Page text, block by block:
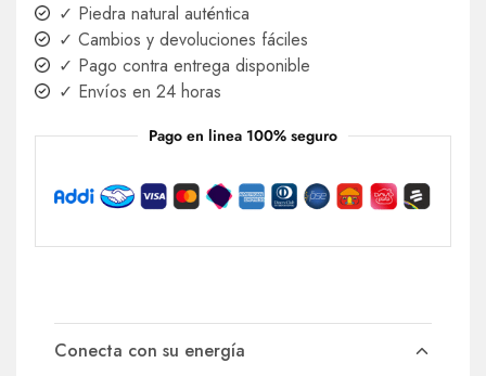
✓ Piedra natural auténtica
✓ Cambios y devoluciones fáciles
✓ Pago contra entrega disponible
✓ Envíos en 24 horas
Pago en linea 100% seguro
Conecta con su energía